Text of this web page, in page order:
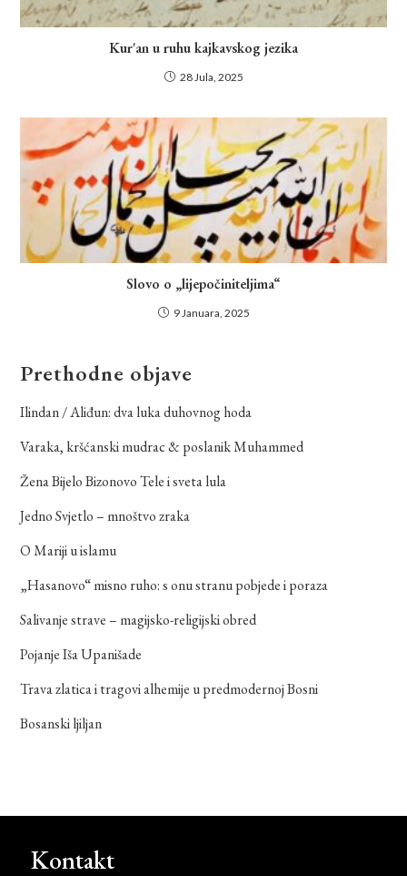
Kur'an u ruhu kajkavskog jezika
28 Jula, 2025
Slovo o „lijepočiniteljima“
9 Januara, 2025
Prethodne objave
Ilindan / Aliđun: dva luka duhovnog hoda
Varaka, kršćanski mudrac & poslanik Muhammed
Žena Bijelo Bizonovo Tele i sveta lula
Jedno Svjetlo – mnoštvo zraka
O Mariji u islamu
„Hasanovo“ misno ruho: s onu stranu pobjede i poraza
Salivanje strave – magijsko-religijski obred
Pojanje Iša Upanišade
Trava zlatica i tragovi alhemije u predmodernoj Bosni
Bosanski ljiljan
Kontakt